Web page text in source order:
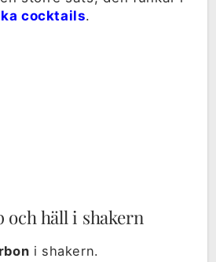
cocktails.
och häll i shakern
i shakern.